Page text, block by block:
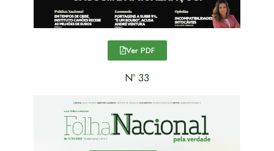
Ver PDF
Nº 33